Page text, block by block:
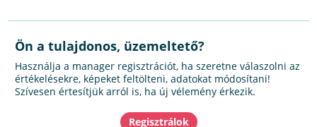
Ön a tulajdonos, üzemeltető?
Használja a manager regisztrációt, ha szeretne válaszolni az
értékelésekre, képeket feltölteni, adatokat módosítani!
Szívesen értesítjük arról is, ha új vélemény érkezik.